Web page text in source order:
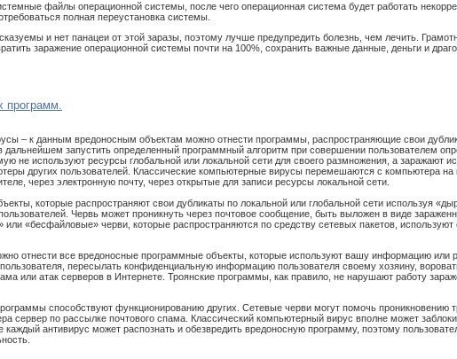
файлы операционной системы, после чего операционная система будет работать
полная переустановка системы.
и нет панацеи от этой заразы, поэтому лучше предупредить болезнь, чем лечить.
заражение операционной системы почти на 100%, сохранить важные данные, деньги и
программ.
– к данным вредоносным объектам можно отнести программы, распространяющие свои
запустить определенный программный алгоритм при совершении пользователем
не используют ресурсы глобальной или локальной сети для своего размножения, а заражают
других пользователей. Классические компьютерные вирусы перемешаются с компьютера
через электронную почту, через открытые для записи ресурсы локальной сети.
которые распространяют свои дубликаты по локальной или глобальной сети используя
Червь может проникнуть через почтовое сообщение, быть выложен в виде
или «бесфайловые» черви, которые распространяются по средству сетевых пакетов,
отнести все вредоносные программные объекты, которые используют вашу информацию или
пересылать конфиденциальную информацию пользователя своему хозяину,
или атак серверов в Интернете. Троянские программы, как правило, не нарушают работу
способствуют функционированию других. Сетевые черви могут помочь проникновению
сервер по рассылке почтового спама. Классический компьютерный вирус вполне может
антивирус может распознать и обезвредить вредоносную программу, поэтому